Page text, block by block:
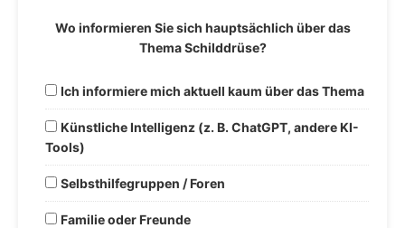
Wo informieren Sie sich hauptsächlich über das
Thema Schilddrüse?
Ich informiere mich aktuell kaum über das Thema
Künstliche Intelligenz (z. B. ChatGPT, andere KI-
Tools)
Selbsthilfegruppen / Foren
Familie oder Freunde